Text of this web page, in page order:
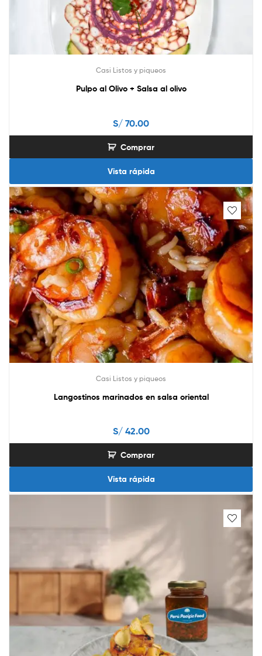
Casi Listos y piqueos
Pulpo al Olivo + Salsa al olivo
S/ 70.00
Comprar
Vista rápida
Casi Listos y piqueos
Langostinos marinados en salsa oriental
S/42.00
Comprar
Vista rápida